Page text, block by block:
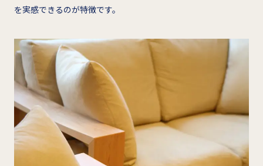
を実感できるのが特徴です。